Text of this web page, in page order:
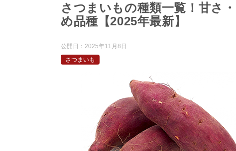
さつまいもの種類一覧！甘さ
め品種【2025年最新】
公開日： 2025年11月8日
さつまいも